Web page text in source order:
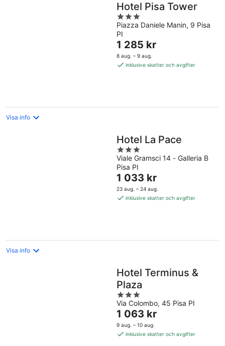
Hotel Pisa Tower
3
out
of
5
Piazza Daniele Manin, 9 Pisa
PI
Priset
är
1 285 kr
1 285 kr
8 aug. – 9 aug.
inklusive skatter och avgifter
Visa info
Hotel La Pace
3
out
of
5
Viale Gramsci 14 - Galleria B
Pisa PI
Priset
är
1 033 kr
1 033 kr
23 aug. – 24 aug.
inklusive skatter och avgifter
Visa info
Hotel Terminus &
Plaza
3
out
of
5
Via Colombo, 45 Pisa PI
Priset
är
1 063 kr
1 063 kr
9 aug. – 10 aug.
inklusive skatter och avgifter